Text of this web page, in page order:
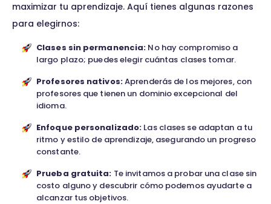
maximizar tu aprendizaje. Aquí tienes algunas razones
para elegirnos:
Clases sin permanencia: No hay compromiso a
largo plazo; puedes elegir cuántas clases tomar.
Profesores nativos:Aprenderás de los mejores, con
profesores que tienen un dominio excepcional del
idioma.
Enfoque personalizado: Las clases se adaptan a tu
ritmo y estilo de aprendizaje, asegurando un progreso
constante.
Prueba gratuita: Te invitamos a probar una clase sin
costo alguno y descubrir cómo podemos ayudarte a
alcanzar tus objetivos.